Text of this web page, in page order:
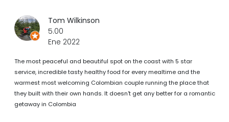
Tom Wilkinson
5.00
Ene 2022
The most peaceful and beautiful spot on the coast with 5 star
service, incredible tasty healthy food for every mealtime and the
warmest most welcoming Colombian couple running the place that
they built with their own hands. It doesn't get any better for a romantic
getaway in Colombia